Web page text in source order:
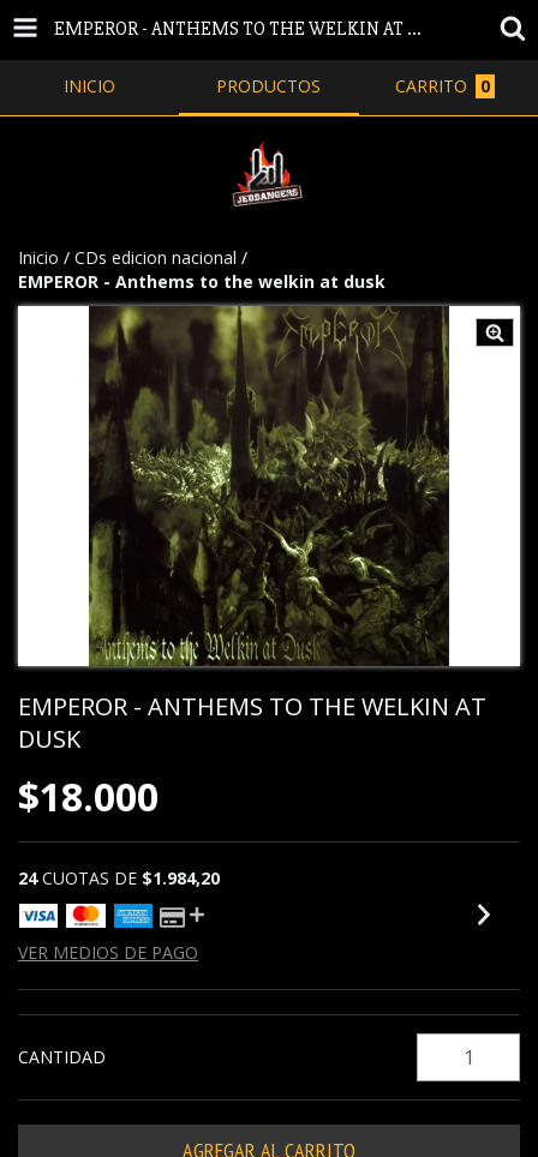
EMPEROR - ANTHEMS TO THE WELKIN AT DUSK
INICIO PRODUCTOS CARRITO 0
Inicio / CDs edicion nacional /
EMPEROR - Anthems to the welkin at dusk
EMPEROR - ANTHEMS TO THE WELKIN AT
DUSK
$18.000
24 CUOTAS DE $1.984,20
VER MEDIOS DE PAGO
CANTIDAD